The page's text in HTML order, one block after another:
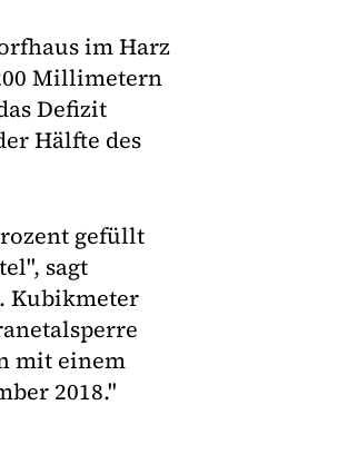
im Harz
Millimetern
Defizit
Hälfte des
gefüllt
sagt
Kubikmeter
mit einem
2018."